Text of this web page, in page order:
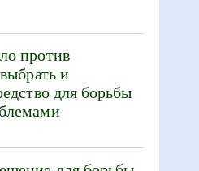
против
и
для борьбы